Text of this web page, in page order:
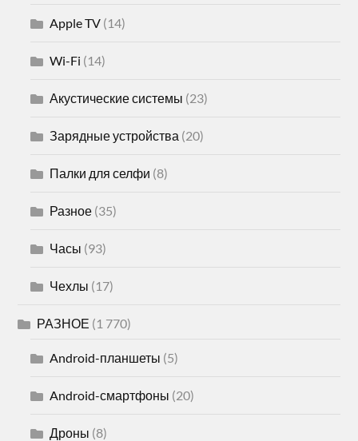
Apple TV (14)
Wi-Fi (14)
Акустические системы (23)
Зарядные устройства (20)
Палки для селфи (8)
Разное (35)
Часы (93)
Чехлы (17)
РАЗНОЕ (1 770)
Android-планшеты (5)
Android-смартфоны (20)
Дроны (8)